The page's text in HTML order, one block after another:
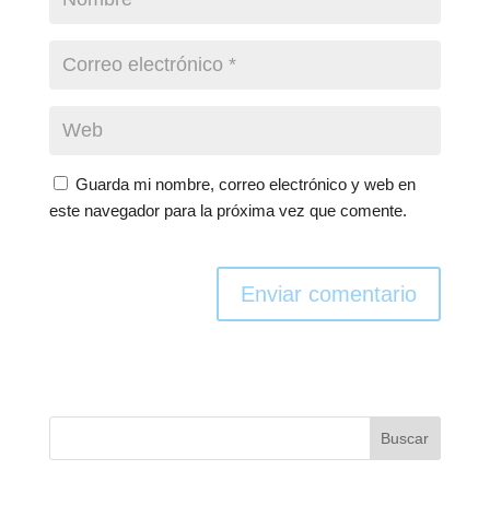
Guarda mi nombre, correo electrónico y web en
este navegador para la próxima vez que comente.
Enviar comentario